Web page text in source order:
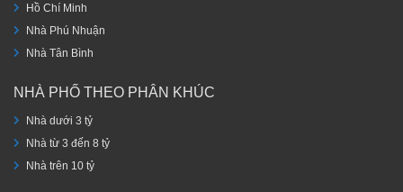
Hồ Chí Minh
Nhà Phú Nhuận
Nhà Tân Bình
NHÀ PHỐ THEO PHÂN KHÚC
Nhà dưới 3 tỷ
Nhà từ 3 đến 8 tỷ
Nhà trên 10 tỷ